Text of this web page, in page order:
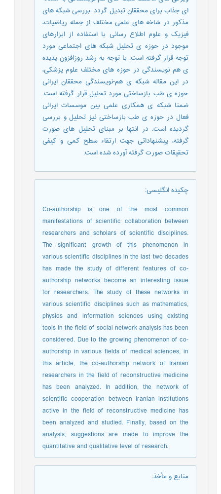
ای جذاب برای محققان تبدیل گردد. بررسی شبکه های
مذکور در شاخه های علمی مختلف از جمله ریاضیات،
فیزیک و علوم اطلاع رسانی با استفاده از ابزارهای
موجود در حوزه ی تحلیل شبکه های اجتماعی مورد
توجه قرار گرفته است. با توجه به رشد روزافزون پدیده
ی هم نویسندگی در حوزه های مختلف علوم پزشکی،
در این مقاله شبکه ی هم-نویسندگی محققان ایرانی
حوزه ی طب بازساختی مورد تحلیل قرار گرفته است.
ضمنا شبکه ی همکاری علمی بین موسسات ایرانی
فعال در حوزه ی طب بازساختی نیز تحلیل و بررسی
گردیده است. در انتها بر مبنای تحلیل های صورت
گرفته، پیشنهاداتی جهت ارتقاء سطح کمی و کیفی
تحقیقات صورت گرفته آورده شده است.
چکیده انگلیسی:
Co-authorship is one of the most common
manifestations of scientific collaboration between
researchers and scholars of scientific disciplines.
The significant growth of this phenomenon in
various scientific disciplines in the last two decades
has made the study of different features of co-
authorship networks become an interesting issue
for researchers. The study of these networks in
various scientific disciplines such as mathematics,
physics and information sciences using existing
tools in the field of social network analysis has been
considered. Due to the growing phenomenon of co-
authorship in various fields of medical sciences, in
this article, the co-authorship network of Iranian
researchers in the field of reconstructive medicine
has been analyzed. In addition, the network of
scientific cooperation between Iranian institutions
active in the field of reconstructive medicine has
been analyzed and studied. Finally, based on the
analysis, suggestions are made to improve the
quantitative and qualitative level of research.
منابع و مأخذ: